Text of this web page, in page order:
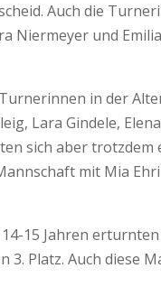
Auch die
Niermeyer und
in der
Lara Gindele,
sich aber trotzdem
mit Mia
15 Jahren
3. Platz. Auch diese